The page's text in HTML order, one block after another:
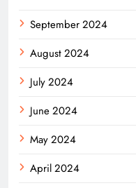
September 2024
August 2024
July 2024
June 2024
May 2024
April 2024